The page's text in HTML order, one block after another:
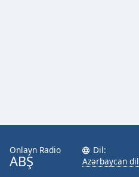
Onlayn Radio
ABŞ
Dil:
Azərbaycan